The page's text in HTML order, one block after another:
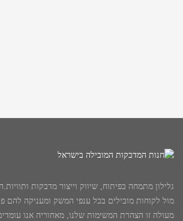
גלילון מתמחה בפיתוח, שיווק וייצור מדבקות
מול לקוחות מובילים בכל ענפי המשק ומעניקה להם
מעולה זו הצהרת המשימות שלנו, מאחוריה אנו